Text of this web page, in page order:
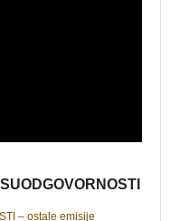
– ostale emisije